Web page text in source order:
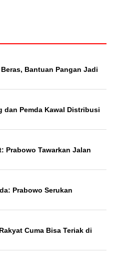
Bantuan Pangan Jadi
dan Pemda Kawal Distribusi
Prabowo Tawarkan Jalan
Prabowo Serukan
Cuma Bisa Teriak di